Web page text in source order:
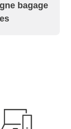
bagage